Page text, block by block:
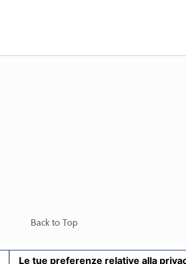
Back to Top
Le tue preferenze relative alla